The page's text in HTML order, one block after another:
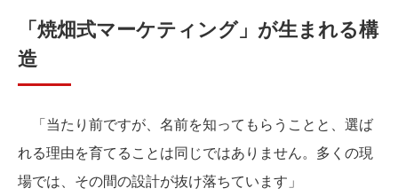
「焼畑式マーケティング」が生まれる構
造
「当たり前ですが、名前を知ってもらうことと、選ば
れる理由を育てることは同じではありません。多くの現
場では、その間の設計が抜け落ちています」